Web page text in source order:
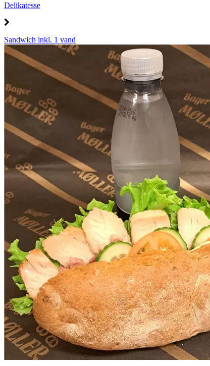
Delikatesse
Sandwich inkl. 1 vand